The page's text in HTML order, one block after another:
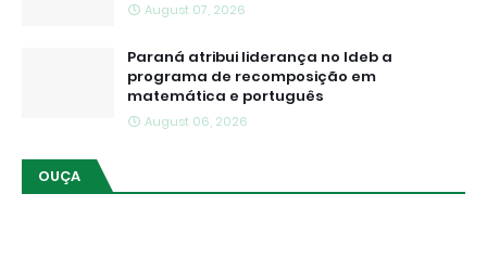
August 07, 2026
Paraná atribui liderança no Ideb a
programa de recomposição em
matemática e português
August 06, 2026
OUÇA